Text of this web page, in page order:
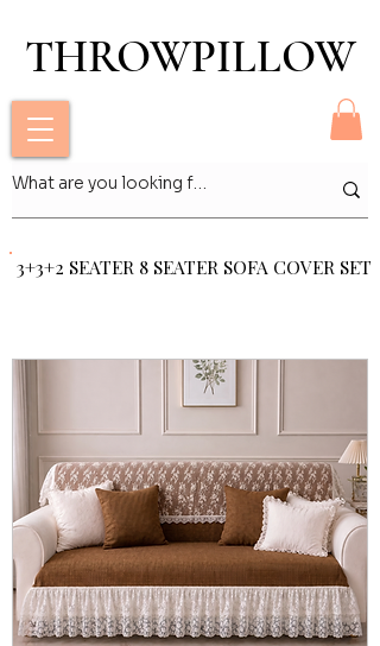
THROWPILLOW
THROWPILLOW
3+3+2 SEATER 8 SEATER SOFA COVER SET
3+3+2 SEATER 8 SEATER SOFA COVER SET